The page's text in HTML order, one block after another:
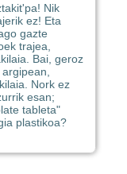
Nik
ez! Eta
gazte
trajea,
Bai, geroz
Nork ez
esan;
tableta"
plastikoa?